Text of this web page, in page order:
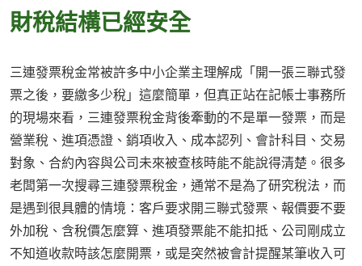
財稅結構已經安全
三連發票稅金常被許多中小企業主理解成「開一張三聯式發
票之後，要繳多少稅」這麼簡單，但真正站在記帳士事務所
的現場來看，三連發票稅金背後牽動的不是單一發票，而是
營業稅、進項憑證、銷項收入、成本認列、會計科目、交易
對象、合約內容與公司未來被查核時能不能說得清楚。很多
老闆第一次搜尋三連發票稅金，通常不是為了研究稅法，而
是遇到很具體的情境：客戶要求開三聯式發票、報價要不要
外加稅、含稅價怎麼算、進項發票能不能扣抵、公司剛成立
不知道收款時該怎麼開票，或是突然被會計提醒某筆收入可